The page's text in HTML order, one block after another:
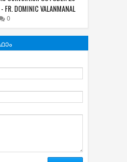
FR. DOMINIC VALANMANAL
0